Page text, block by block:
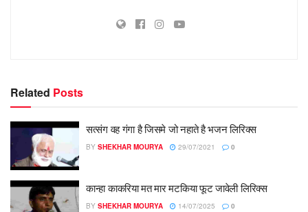
Related Posts
सत्संग वह गंगा है जिसमे जो नहाते है भजन लिरिक्स
BY SHEKHAR MOURYA 29/07/2021 0
कान्हा काकरिया मत मार मटकिया फूट जावेली लिरिक्स
BY SHEKHAR MOURYA 14/07/2025 0